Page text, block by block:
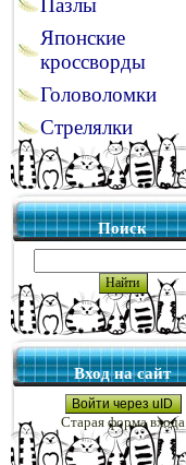
Пазлы
Японские
кроссворды
Головоломки
Стрелялки
Поиск
Вход на сайт
Войти через uID
Старая форма входа